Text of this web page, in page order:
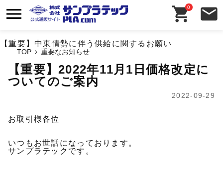
【重要】中東情勢に伴う供給に関するお願い
0
TOP
【重要】2022年11月1日価格改定に
ついてのご案内
2022-09-29
お取引様各位
いつもお世話になっております。
サンプラテックです。